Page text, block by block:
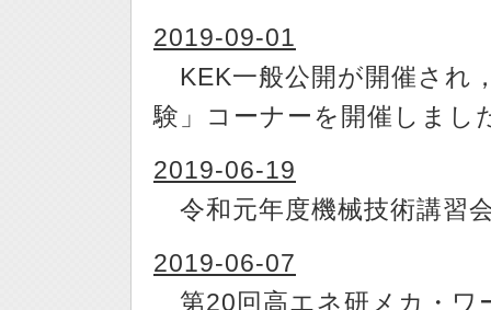
2019-09-01
KEK一般公開が開催され
験」コーナーを開催しまし
2019-06-19
令和元年度機械技術講習
2019-06-07
第20回高エネ研メカ・ワ